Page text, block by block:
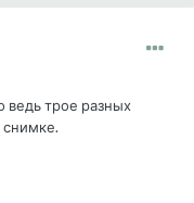
ведь трое разных